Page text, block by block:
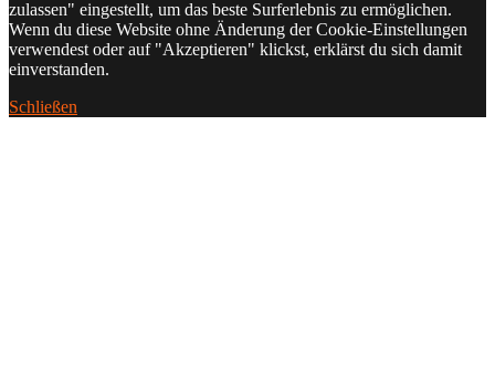
zulassen" eingestellt, um das beste Surferlebnis zu ermöglichen.
Wenn du diese Website ohne Änderung der Cookie-Einstellungen
verwendest oder auf "Akzeptieren" klickst, erklärst du sich damit
einverstanden.
Schließen